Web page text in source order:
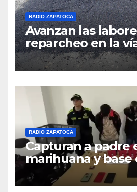
RADIO ZAPATOCA
Avanzan las
reparcheo en la
Zapatoca–Girón
apoyo voluntario
RADIO ZAPATOCA
Capturan a padre
marihuana y base
en el barrio La
Zapatoca